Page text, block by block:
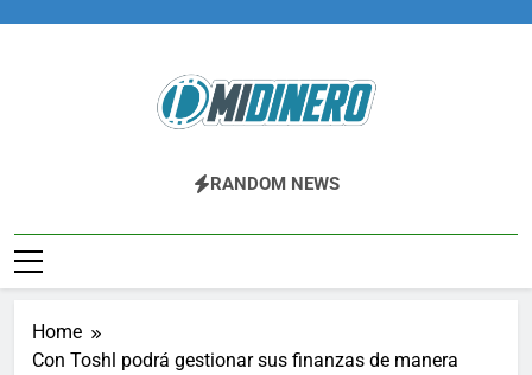
Midinero.co
Fintech, Criptomonedas
RANDOM NEWS
Home
Con Toshl podrá gestionar sus finanzas de manera